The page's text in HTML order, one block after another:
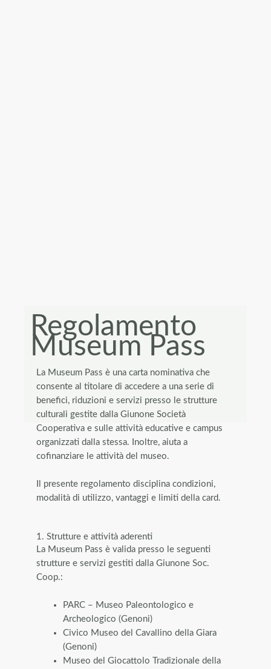
Regolamento
Museum Pass
La Museum Pass è una carta nominativa che
consente al titolare di accedere a una serie di
benefici, riduzioni e servizi presso le strutture
culturali gestite dalla Giunone Società
Cooperativa e sulle attività educative e campus
organizzati dalla stessa. Inoltre, aiuta a
cofinanziare le attività del museo.
Il presente regolamento disciplina condizioni,
modalità di utilizzo, vantaggi e limiti della card.
1. Strutture e attività aderenti
La Museum Pass è valida presso le seguenti
strutture e servizi gestiti dalla Giunone Soc.
Coop.:
PARC – Museo Paleontologico e
Archeologico (Genoni)
Civico Museo del Cavallino della Giara
(Genoni)
Museo del Giocattolo Tradizionale della